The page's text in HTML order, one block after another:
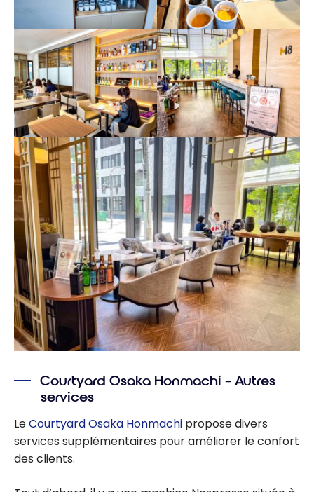
Courtyard Osaka Honmachi – Autres
services
LeCourtyard Osaka Honmachi propose divers
services supplémentaires pour améliorer le confort
des clients.